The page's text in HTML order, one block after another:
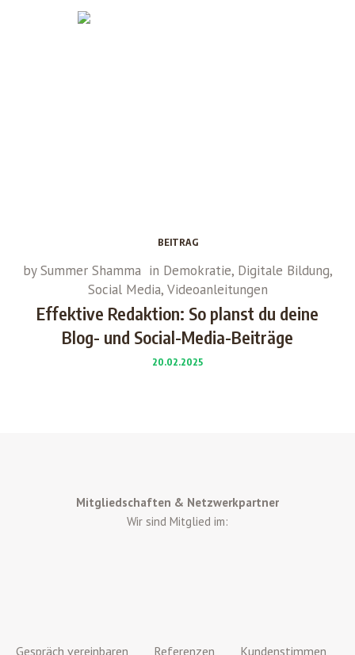
BEITRAG
bySummer Shamma in Demokratie, Digitale Bildung,
Social Media, Videoanleitungen
Effektive Redaktion: So planst du deine
Blog- und Social-Media-Beiträge
20.02.2025
Mitgliedschaften & Netzwerkpartner
Wir sind Mitglied im:
Gespräch vereinbaren Referenzen Kundenstimmen